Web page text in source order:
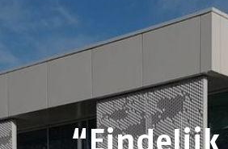
Careers